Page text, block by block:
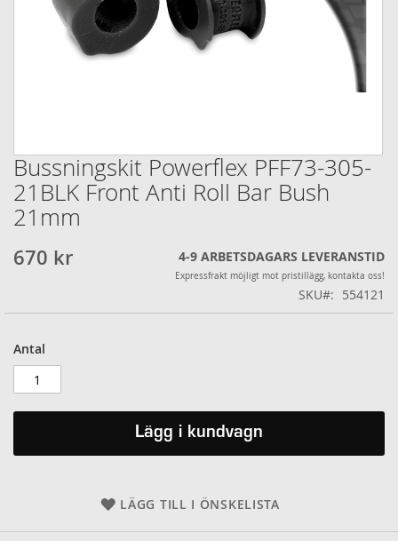
Bussningskit Powerflex PFF73-305-
21BLK Front Anti Roll Bar Bush
21mm
670 kr 4-9 ARBETSDAGARS LEVERANSTID
Expressfrakt möjligt mot pristillägg, kontakta oss!
SKU 554121
Antal
Lägg i kundvagn
LÄGG TILL I ÖNSKELISTA
Hoppa
till
början
av